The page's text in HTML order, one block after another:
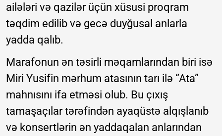
ailələri və qazilər üçün xüsusi proqram
təqdim edilib və gecə duyğusal anlarla
yadda qalıb.
Marafonun ən təsirli məqamlarından biri isə
Miri Yusifin mərhum atasının tarı ilə “Ata”
mahnısını ifa etməsi olub. Bu çıxış
tamaşaçılar tərəfindən ayaqüstə alqışlanıb
və konsertlərin ən yaddaqalan anlarından